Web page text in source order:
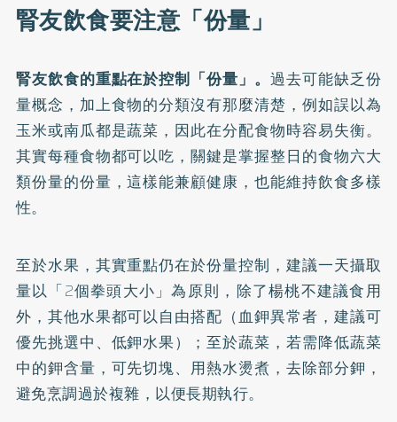
腎友飲食要注意「份量」
腎友飲食的重點在於控制「份量」。 過去可能缺乏份
量概念，加上食物的分類沒有那麼清楚，例如誤以為
玉米或南瓜都是蔬菜，因此在分配食物時容易失衡。
其實每種食物都可以吃，關鍵是掌握整日的食物六大
類份量的份量，這樣能兼顧健康，也能維持飲食多樣
性。
至於水果，其實重點仍在於份量控制，建議一天攝取
量以「2個拳頭大小」為原則，除了楊桃不建議食用
外，其他水果都可以自由搭配（血鉀異常者，建議可
優先挑選中、低鉀水果）；至於蔬菜，若需降低蔬菜
中的鉀含量，可先切塊、用熱水燙煮，去除部分鉀，
避免烹調過於複雜，以便長期執行。